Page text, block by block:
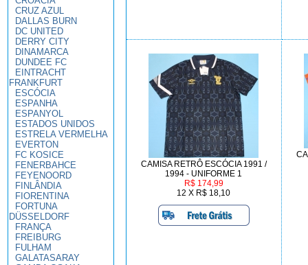
CRUZ AZUL
DALLAS BURN
DC UNITED
DERRY CITY
DINAMARCA
DUNDEE FC
EINTRACHT
FRANKFURT
ESCÓCIA
ESPANHA
ESPANYOL
ESTADOS UNIDOS
ESTRELA VERMELHA
EVERTON
FC KOSICE
FENERBAHCE
FEYENOORD
FINLÂNDIA
FIORENTINA
FORTUNA
DÜSSELDORF
FRANÇA
FREIBURG
FULHAM
GALATASARAY
CAMISA RETRÔ ESCÓCIA 1991 /
1994 - UNIFORME 1
R$ 174,99
12 X R$ 18,10